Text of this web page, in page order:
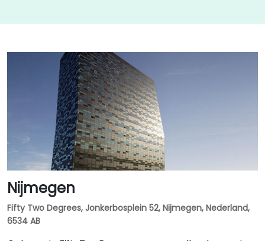
Nijmegen
Fifty Two Degrees, Jonkerbosplein 52, Nijmegen, Nederland,
6534 AB